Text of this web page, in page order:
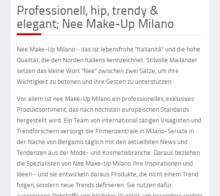
Professionell, hip, trendy &
elegant; Nee Make-Up Milano
Nee Make-Up Milano - das ist lebensfrohe "Italianità" und die hohe
Qualität, die den Norden Italiens kennzeichnet. Stilvolle Mailänder
setzen das kleine Wort "Nee" zwischen zwei Sätze, um ihre
Wichtigkeit zu betonen und ihre Gesten zu unterstützen.
Vor allem ist nee Make-Up Milano ein professionelles, exklusives
Produktsortiment, das nach höchsten europäischen Standards
hergestellt wird. Ein Team von international tätigen Visagisten und
Trendforschern versorgt die Firmenzentrale in Milano-Seriate in
der Näche von Bergamo täglich mit den aktuellsten News und
Tendenzen aus der Mode- und Kosmetikbranche. Daraus beziehen
die Spezialisten von Nee Make-Up Milano ihre Inspirationen und
Ideen - und sie entwickeln daraus Produkte, die nicht einem Trend
folgen, sondern neue Trends definieren. Sie nutzen dafür